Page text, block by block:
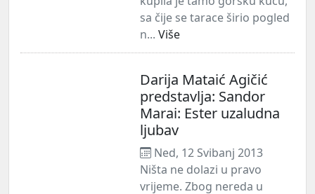
sa čije se tarace širio pogled
n... Više
Darija Mataić Agičić
predstavlja: Sandor
Marai: Ester uzaludna
ljubav
Ned, 12 Svibanj 2013
Ništa ne dolazi u pravo
vrijeme. Zbog nereda u